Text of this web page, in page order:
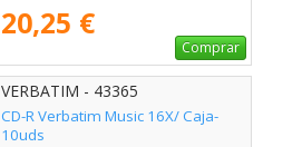
20,25 €
Comprar
VERBATIM - 43365
CD-R Verbatim Music 16X/ Caja-
10uds